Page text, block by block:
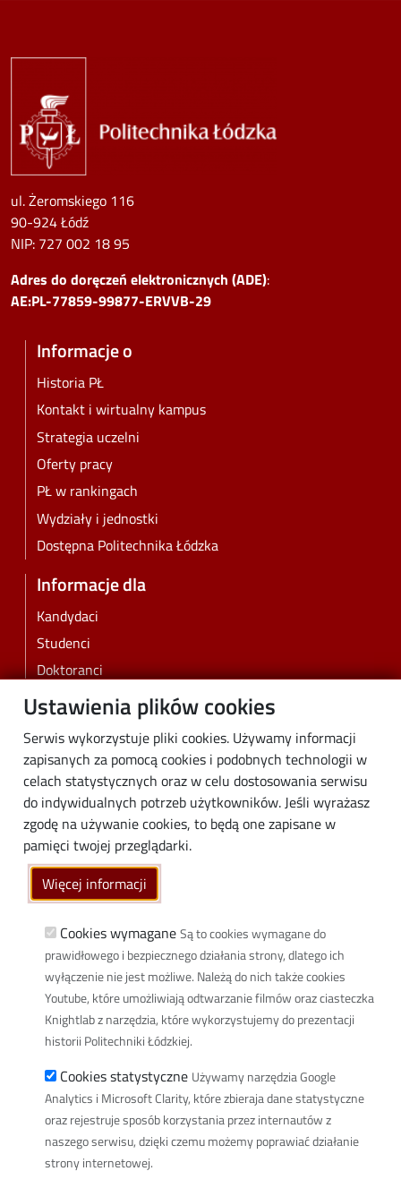
Ustawienia plików cookies
Serwis wykorzystuje pliki cookies. Używamy informacji
zapisanych za pomocą cookies i podobnych technologii w
celach statystycznych oraz w celu dostosowania serwisu
do indywidualnych potrzeb użytkowników. Jeśli wyrażasz
zgodę na używanie cookies, to będą one zapisane w
pamięci twojej przeglądarki.
Więcej informacji
Cookies wymagane Są to cookies wymagane do
prawidłowego i bezpiecznego działania strony, dlatego ich
wyłączenie nie jest możliwe. Należą do nich także cookies
Youtube, które umożliwiają odtwarzanie filmów oraz ciasteczka
Knightlab z narzędzia, które wykorzystujemy do prezentacji
historii Politechniki Łódzkiej.
Cookies statystyczne Używamy narzędzia Google
Analytics i Microsoft Clarity, które zbieraja dane statystyczne
oraz rejestruje sposób korzystania przez internautów z
naszego serwisu, dzięki czemu możemy poprawiać działanie
strony internetowej.
ul. Żeromskiego 116
90-924 Łódź
NIP: 727 002 18 95
Adres do doręczeń elektronicznych (ADE):
AE:PL-77859-99877-ERVVB-29
Informacje o
Historia PŁ
Kontakt i wirtualny kampus
Strategia uczelni
Oferty pracy
PŁ w rankingach
Wydziały i jednostki
Dostępna Politechnika Łódzka
Informacje dla
Kandydaci
Studenci
Doktoranci
Pracownicy
Biznes
Media
Społeczność lokalna
Linki
Wikamp
Poczta elektroniczna
Biblioteka PŁ
Dyscypliny naukowe w PŁ
Inicjatywa Doskonałości Uczelnia Badawcza
BIP
Klauzula RODO
Polityka prywatności
Deklaracja dostępności cyfrowej
Informacja o PŁ w Polskim Języku Migowym
Newsletter
Spis defibrylatorów na terenie PŁ